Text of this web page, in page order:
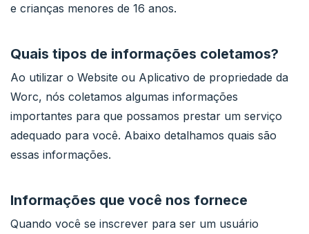
e crianças menores de 16 anos.
Quais tipos de informações coletamos?
Ao utilizar o Website ou Aplicativo de propriedade da
Worc, nós coletamos algumas informações
importantes para que possamos prestar um serviço
adequado para você. Abaixo detalhamos quais são
essas informações.
Informações que você nos fornece
Quando você se inscrever para ser um usuário